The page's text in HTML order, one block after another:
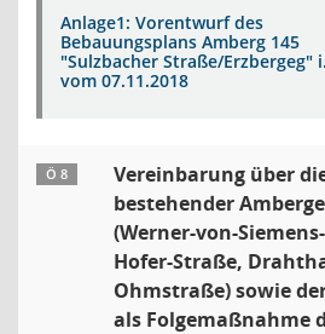
Anlage1: Vorentwurf des
Bebauungsplans Amberg 145
"Sulzbacher Straße/Erzbergeg"
vom 07.11.2018
Ö 8
Vereinbarung über
bestehender
(Werner-von-
Hofer-Straße,
Ohmstraße) sowie
als Folgemaßnahme